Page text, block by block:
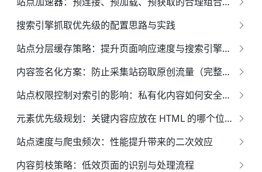
搜索引擎抓取优先级的配置思路与实践
站点分层缓存策略：提升页面响应速度与搜索引擎索引效果的全面指南
内容签名化方案：防止采集站窃取原创流量（完整实务指南）
站点权限控制对索引的影响：私有化内容如何安全展示
元素优先级规划：关键内容应放在 HTML 的哪个位置？
站点速度与爬虫频次：性能提升带来的二次效应
内容剪枝策略：低效页面的识别与处理流程